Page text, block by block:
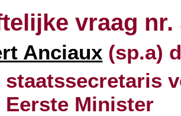
vraag nr.
Anciaux (sp.a)
staatssecretaris
Eerste Minister